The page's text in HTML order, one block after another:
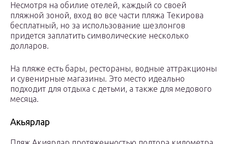
Несмотря на обилие отелей, каждый со своей
пляжной зоной, вход во все части пляжа Текирова
бесплатный, но за использование шезлонгов
придется заплатить символические несколько
долларов.
На пляже есть бары, рестораны, водные аттракционы
и сувенирные магазины. Это место идеально
подходит для отдыха с детьми, а также для медового
месяца.
Акьярлар